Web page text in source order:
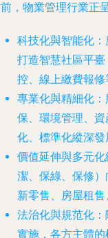
，物業管理行業正
科技化與智能化
打造智慧社區平
控、線上繳費報修
專業化與精細化
保、環境管理、
化、標準化縱深發
價值延伸與多元化
潔、保綠、保修
新零售、房屋租售
法治化與規范化
實施，各方主體